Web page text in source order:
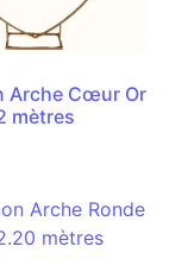
Arche Cœur Or
mètres